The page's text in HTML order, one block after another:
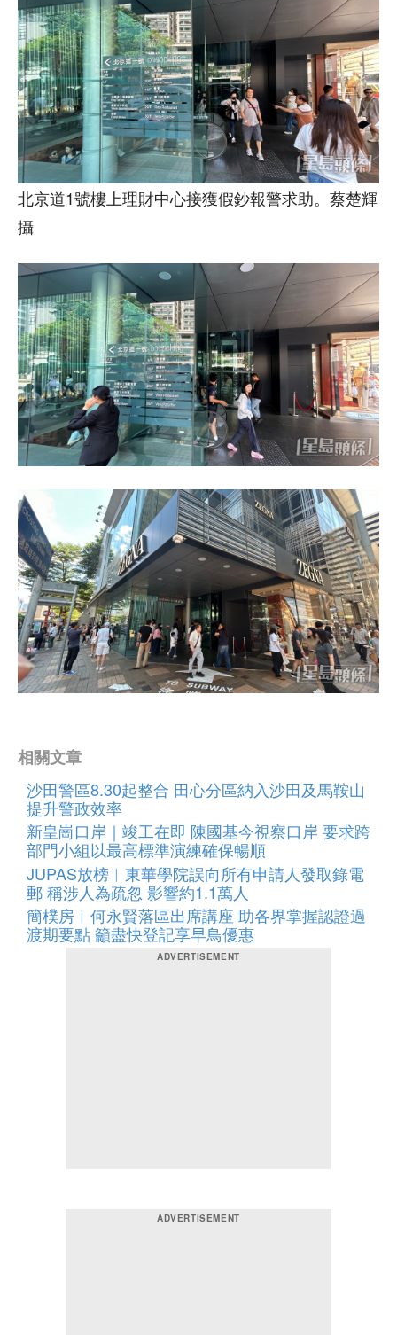
北京道1號樓上理財中心接獲假鈔報警求助。蔡楚輝
攝
相關文章
沙田警區8.30起整合 田心分區納入沙田及馬鞍山
提升警政效率
新皇崗口岸｜竣工在即 陳國基今視察口岸 要求跨
部門小組以最高標準演練確保暢順
JUPAS放榜︱東華學院誤向所有申請人發取錄電
郵 稱涉人為疏忽 影響約1.1萬人
簡樸房︱何永賢落區出席講座 助各界掌握認證過
渡期要點 籲盡快登記享早鳥優惠